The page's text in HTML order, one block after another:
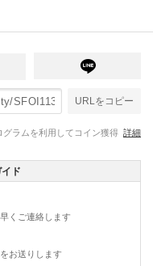
URLをコピー
グラムを利用してコイン獲得 詳細
ド
くご連絡します
お送りします